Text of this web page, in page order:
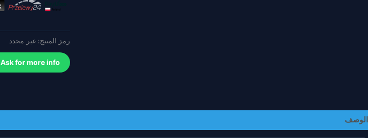
طيار
رمز المنتج:غير محدد
Ask for more info
الوصف